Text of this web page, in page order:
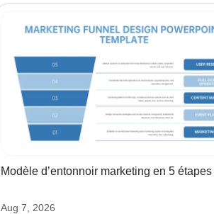
Modèle d’entonnoir marketing en 5 étapes
Aug 7, 2026